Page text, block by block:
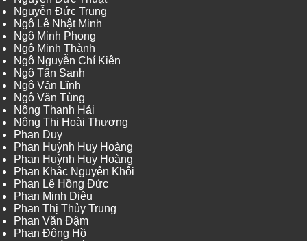
Nguyễn Đức Trung
Ngô Lê Nhật Minh
Ngô Minh Phong
Ngô Minh Thành
Ngô Nguyễn Chí Kiên
Ngô Tấn Sanh
Ngô Văn Lĩnh
Ngô Văn Tùng
Nông Thanh Hải
Nông Thị Hoài Thương
Phan Duy
Phan Huỳnh Huy Hoàng
Phan Huỳnh Huy Hoàng
Phan Khắc Nguyên Khôi
Phan Lê Hồng Đức
Phan Minh Diệu
Phan Thị Thủy Trung
Phan Văn Đậm
Phan Đông Hồ